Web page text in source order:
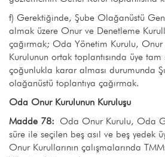
f) Gerektiğinde, Şube Olağanüstü
almak üzere Onur ve Denetleme
çağırmak; Oda Yönetim Kurulu,
Kurulunun ortak toplantısında üye tam
çoğunlukla karar alması durumunda
olağanüstü toplantıya çağırmak.
Oda Onur Kurulunun Kuruluşu
Madde 78: Oda Onur Kurulu, Oda
süre ile seçilen beş asıl ve beş yedek
Onur Kurullarının çalışmalarında